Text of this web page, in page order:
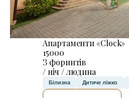
Апартаменти «Clock»
15000
З форинтів
/ ніч / людина
Білизна Дитяче ліжко